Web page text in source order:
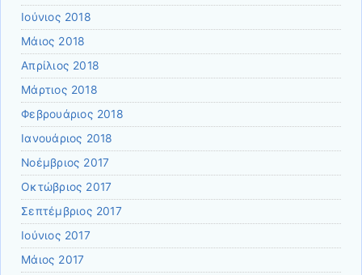
Ιούνιος 2018
Μάιος 2018
Απρίλιος 2018
Μάρτιος 2018
Φεβρουάριος 2018
Ιανουάριος 2018
Νοέμβριος 2017
Οκτώβριος 2017
Σεπτέμβριος 2017
Ιούνιος 2017
Μάιος 2017